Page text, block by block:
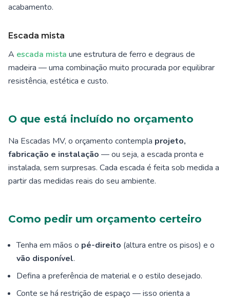
acabamento.
Escada mista
A escada mista une estrutura de ferro e degraus de
madeira — uma combinação muito procurada por equilibrar
resistência, estética e custo.
O que está incluído no orçamento
Na Escadas MV, o orçamento contempla projeto,
fabricação e instalação — ou seja, a escada pronta e
instalada, sem surpresas. Cada escada é feita sob medida a
partir das medidas reais do seu ambiente.
Como pedir um orçamento certeiro
Tenha em mãos o pé-direito (altura entre os pisos) e o
vão disponível.
Defina a preferência de material e o estilo desejado.
Conte se há restrição de espaço — isso orienta a